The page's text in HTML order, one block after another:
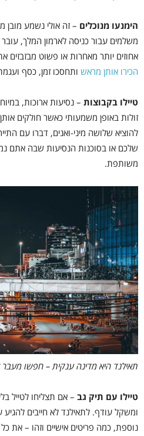
הימנעו מנוכלים – זה אולי נשמע מובן
משלמים עבור כניסה לארמון המלך,
אחוזים יותר מאחרות או פשוט מבזבזים
הכירו אותן מראש ותחסכו זמן, כסף
טיילו בקבוצות – נסיעות ארוכות,
זולות באופן משמעותי כאשר חולקים
להוציא שלושה מיני-ואנים, דברו עם
שלכם או בסוכנות הנסיעות שבה אתם
משותפת.
תאילנד היא מדינה ענקית – חפשו
טיילו עם תיק גב – אם תצליחו לטייל
ומשקל עודף. לתאילנד לא חייבים להגיע
נוספת, כמה פריטים אישיים וזהו – את